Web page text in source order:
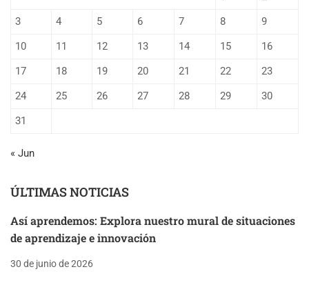
3
4 5 6 7 8
9
10
11 12 13 14 15
16
17
18 19 20 21 22
23
24
25 26 27 28 29
30
31
« Jun
ÚLTIMAS NOTICIAS
Así aprendemos: Explora nuestro mural de situaciones
de aprendizaje e innovación
30 de junio de 2026